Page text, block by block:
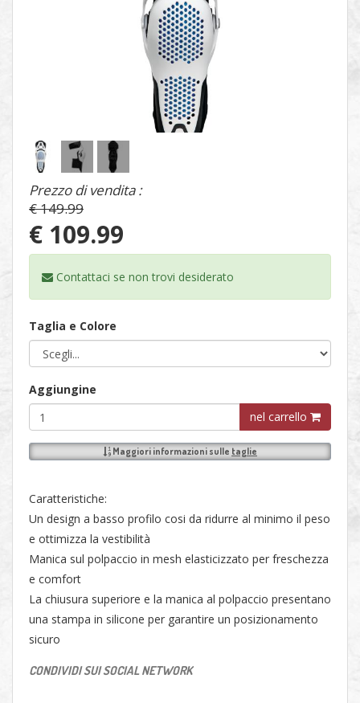
Prezzo di vendita :
€ 149.99
€ 109.99
Contattaci se non trovi desiderato
Taglia e Colore
Aggiungine
nel carrello
Maggiori informazioni sulle taglie
Caratteristiche:
Un design a basso profilo cosi da ridurre al minimo il peso
e ottimizza la vestibilità
Manica sul polpaccio in mesh elasticizzato per freschezza
e comfort
La chiusura superiore e la manica al polpaccio presentano
una stampa in silicone per garantire un posizionamento
sicuro
CONDIVIDI SUI SOCIAL NETWORK